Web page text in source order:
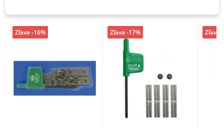
Zľava -16% Zľava -17% Zľava